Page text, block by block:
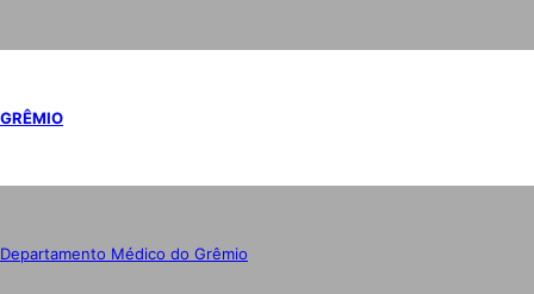
GRÊMIO
Departamento Médico do Grêmio